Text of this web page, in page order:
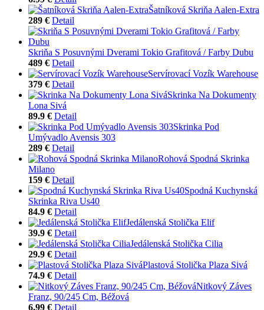
Šatníková Skriňa Aalen-Extra
289 € Detail
Skriňa S Posuvnými Dverami Tokio Grafitová / Farby Dubu
489 € Detail
Servírovací Vozík Warehouse
379 € Detail
Skrinka Na Dokumenty
Lona Sivá
89.9 € Detail
Skrinka Pod
Umývadlo Avensis 303
289 € Detail
Rohová Spodná Skrinka
Milano
159 € Detail
Spodná Kuchynská
Skrinka Riva Us40
84.9 € Detail
Jedálenská Stolička Elif
39.9 € Detail
Jedálenská Stolička Cilia
29.9 € Detail
Plastová Stolička Plaza Sivá
74.9 € Detail
Nitkový Záves
Franz, 90/245 Cm, Béžová
6.99 € Detail